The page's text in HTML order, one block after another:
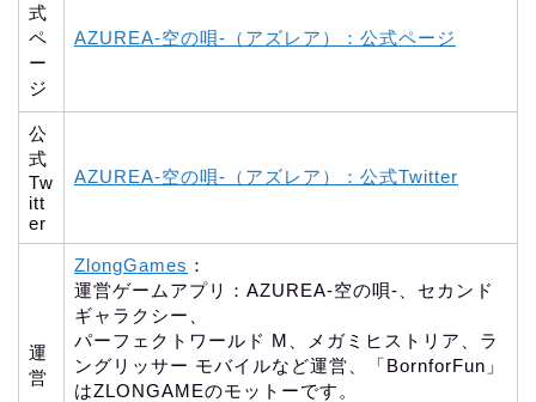
式
ペ
ー
ジ
AZUREA-空の唄-（アズレア）：公式ページ
公
式
Tw
itt
er
AZUREA-空の唄-（アズレア）：公式Twitter
運
営
ZlongGames ：
運営ゲームアプリ：AZUREA-空の唄-、セカンド
ギャラクシー、
パーフェクトワールド M、メガミヒストリア、ラ
ングリッサー モバイルなど運営、「BornforFun」
はZLONGAMEのモットーです。